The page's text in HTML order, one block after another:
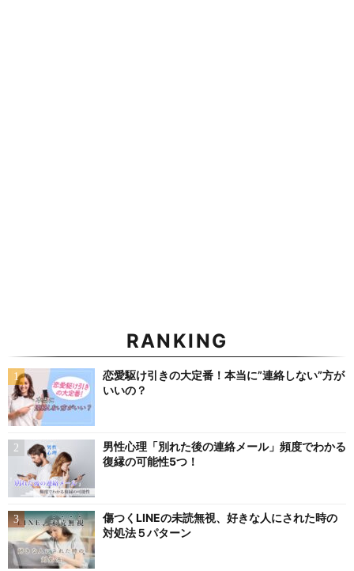
RANKING
恋愛駆け引きの大定番！本当に”連絡しない”方が
いいの？
男性心理「別れた後の連絡メール」頻度でわかる
復縁の可能性5つ！
傷つくLINEの未読無視、好きな人にされた時の
対処法５パターン